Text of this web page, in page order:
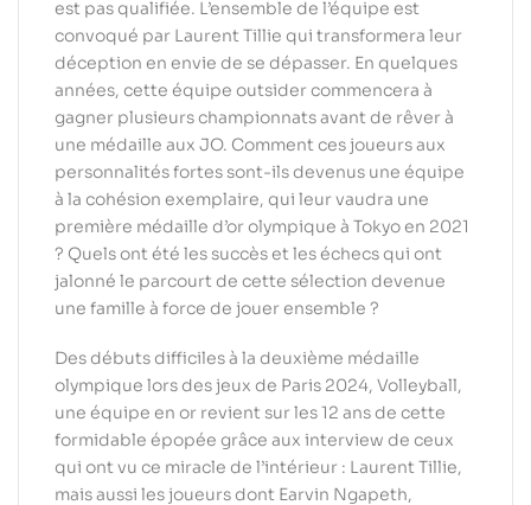
est pas qualifiée. L’ensemble de l’équipe est
convoqué par Laurent Tillie qui transformera leur
déception en envie de se dépasser. En quelques
années, cette équipe outsider commencera à
gagner plusieurs championnats avant de rêver à
une médaille aux JO. Comment ces joueurs aux
personnalités fortes sont-ils devenus une équipe
à la cohésion exemplaire, qui leur vaudra une
première médaille d’or olympique à Tokyo en 2021
? Quels ont été les succès et les échecs qui ont
jalonné le parcourt de cette sélection devenue
une famille à force de jouer ensemble ?
Des débuts difficiles à la deuxième médaille
olympique lors des jeux de Paris 2024, Volleyball,
une équipe en or revient sur les 12 ans de cette
formidable épopée grâce aux interview de ceux
qui ont vu ce miracle de l’intérieur : Laurent Tillie,
mais aussi les joueurs dont Earvin Ngapeth,